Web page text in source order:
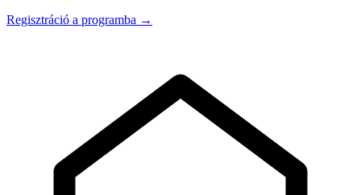
Regisztráció a programba →